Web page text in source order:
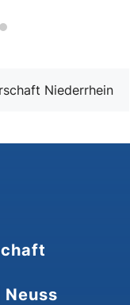
Niederrhein